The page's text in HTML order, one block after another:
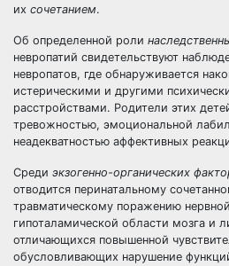
их сочетанием.
Об определенной роли
невропатий свидетельствуют
невропатов, где обнаруживается
истерическими и другими
расстройствами. Родители этих
тревожностью, эмоциональной
неадекватностью аффективных
Среди экзогенно-органических
отводится перинатальному
травматическому поражению
гипоталамической области мозга и
отличающихся повышенной
обусловливающих нарушение